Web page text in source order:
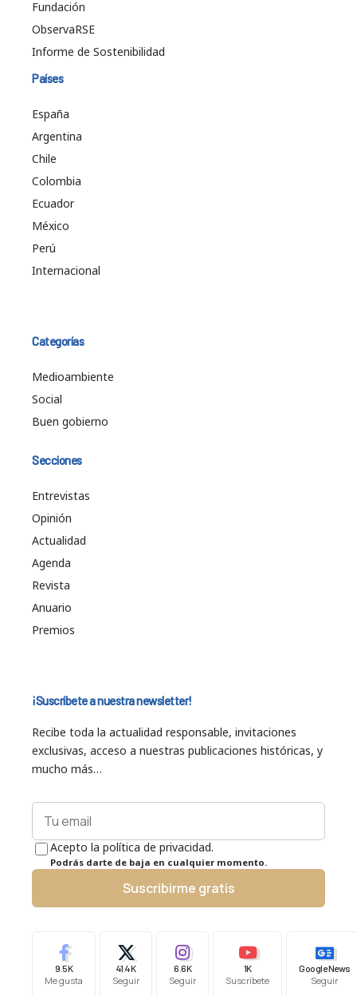
Fundación
ObservaRSE
Informe de Sostenibilidad
Países
España
Argentina
Chile
Colombia
Ecuador
México
Perú
Internacional
Categorías
Medioambiente
Social
Buen gobierno
Secciones
Entrevistas
Opinión
Actualidad
Agenda
Revista
Anuario
Premios
¡Suscríbete a nuestra newsletter!
Recibe toda la actualidad responsable, invitaciones
exclusivas, acceso a nuestras publicaciones históricas, y
mucho más…
Acepto la política de privacidad.
Podrás darte de baja en cualquier momento.
Suscribirme gratis
9.5K
Me gusta
41.4K
Seguir
6.6K
Seguir
1K
Suscríbete
Google News
Seguir